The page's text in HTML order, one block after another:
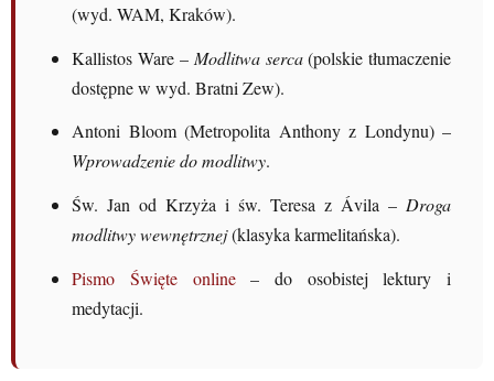
(wyd. WAM, Kraków).
Kallistos Ware – Modlitwa serca(polskie tłumaczenie
dostępne w wyd. Bratni Zew).
Antoni Bloom (Metropolita Anthony z Londynu) –
Wprowadzenie do modlitwy.
Św. Jan od Krzyża i św. Teresa z Ávila – Droga
modlitwy wewnętrznej(klasyka karmelitańska).
Pismo Święte online– do osobistej lektury i
medytacji.